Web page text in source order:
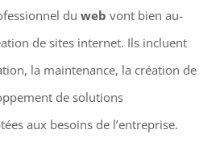
du web vont bien au-
de sites internet. Ils incluent
la maintenance, la création de
de solutions
aux besoins de l’entreprise.